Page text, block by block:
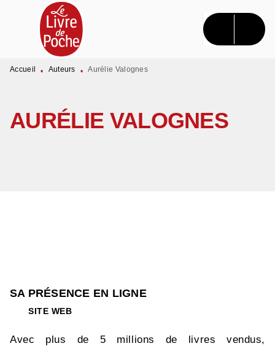
MENU RECHERCHE CONTENU
PIED DE PAGE
Accueil • Auteurs • Aurélie Valognes
AURÉLIE VALOGNES
Avec plus de 5 millions de livres vendus,
SA PRÉSENCE EN LIGNE
SITE WEB